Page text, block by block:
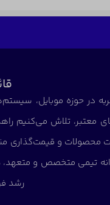
در حوزه موبایل،
معتبر، تلاش می‌کنیم
محصولات و
تیمی متخصص و
رشد